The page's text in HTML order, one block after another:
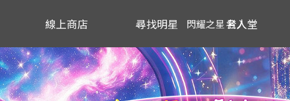
線上商店 尋找明星 名人堂
閃耀之星 登入